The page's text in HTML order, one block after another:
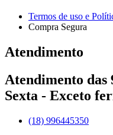
Termos de uso e
Compra Segura
Atendimento
Atendimento das
Sexta - Exceto
(18) 996445350